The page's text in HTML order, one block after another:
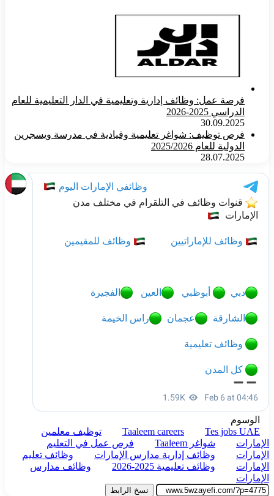
فرصة عمل: وظائف إدارية وتعليمية في الدار التعليمية للعام
الدراسي 2025-2026
30.09.2025
فرص توظيف: شواغر تعليمية وقيادية في مدرسة ويسجرين
الدولية للعام 2025/2026
28.07.2025
الوسوم
Taaleem careers
Tes jobs UAE
توظيف معلمين
الإمارات
شواغر Taaleem
فرص عمل في التعليم
الإمارات
وظائف إدارية مدارس الإمارات
وظائف تعليم
الإمارات
وظائف تعليمية 2025-2026
وظائف مدارس
الإمارات
نسخ الرابط